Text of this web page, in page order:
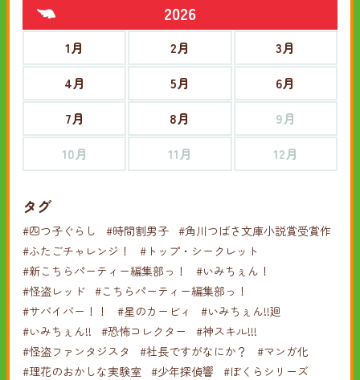
2026
1月 2月
3月
4月
5月
6月
7月
8月
9月
10月
11月 12月
タグ
#四つ子ぐらし #時間割男子 #角川つばさ文庫小説賞受賞作
#ふたごチャレンジ！
#トップ・シークレット
#新こちらパーティー編集部っ！
#いみちぇん！
#怪盗レッド #こちらパーティー編集部っ！
#サバイバー！！
#星のカービィ
#いみちぇん!!廻
#いみちぇん!!
#恐怖コレクター
#神スキル!!!
#怪盗ファンタジスタ
#社長ですがなにか？
#マンガ化
#理花のおかしな実験室 #少年探偵響
#ぼくらシリーズ